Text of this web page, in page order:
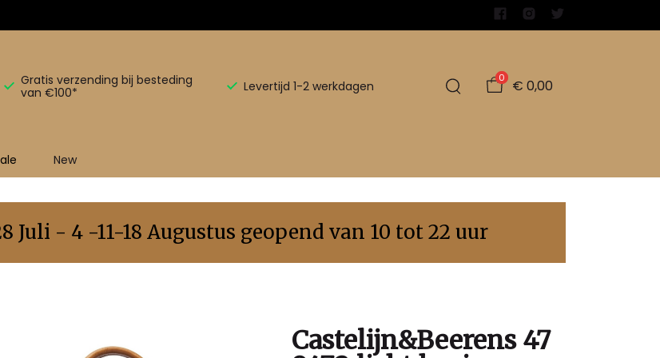
Gratis verzending bij besteding
van €100*
Levertijd 1-2 werkdagen
0 € 0,00
New
Juli - 4 -11-18 Augustus geopend van 10 tot 22 uur
Castelijn&Beerens 47